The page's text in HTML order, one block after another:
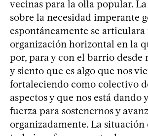
vecinas para la olla popular.
sobre la necesidad imperante
espontáneamente se articulara
organización horizontal en la
por, para y con el barrio desde
y siento que es algo que nos
fortaleciendo como colectivo
aspectos y que nos está dando
fuerza para sostenernos y
organizadamente. La situación